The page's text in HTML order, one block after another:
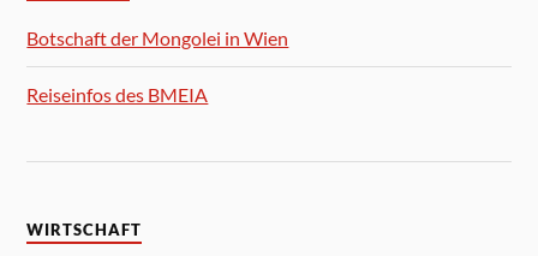
Botschaft der Mongolei in Wien
Reiseinfos des BMEIA
WIRTSCHAFT